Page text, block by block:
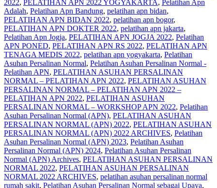
2022, PELATIHAN APN 2022 YOGYAKARTA, Pelatihan Apn
Adalah, Pelatihan Apn Bandung, pelatihan apn bidan,
PELATIHAN APN BIDAN 2022, pelatihan apn bogor,
PELATIHAN APN DOKTER 2022, pelatihan apn jakarta,
Pelatihan Apn Jogja, PELATIHAN APN JOGJA 2022, Pelatihan
APN PONED, PELATIHAN APN RS 2022, PELATIHAN APN
TENAGA MEDIS 2022, pelatihan apn yogyakarta, Pelatihan
Asuhan Persalinan Normal, Pelatihan Asuhan Persalinan Normal -
Pelatihan APN, PELATIHAN ASUHAN PERSALINAN
NORMAL – PELATIHAN APN 2022, PELATIHAN ASUHAN
PERSALINAN NORMAL – PELATIHAN APN 2022 –
PELATIHAN APN 2022, PELATIHAN ASUHAN
PERSALINAN NORMAL – WORKSHOP APN 2022, Pelatihan
Asuhan Persalinan Normal (APN), PELATIHAN ASUHAN
PERSALINAN NORMAL (APN) 2022, PELATIHAN ASUHAN
PERSALINAN NORMAL (APN) 2022 ARCHIVES, Pelatihan
Asuhan Persalinan Normal (APN) 2023, Pelatihan Asuhan
Persalinan Normal (APN) 2024, Pelatihan Asuhan Persalinan
Normal (APN) Archives, PELATIHAN ASUHAN PERSALINAN
NORMAL 2022, PELATIHAN ASUHAN PERSALINAN
NORMAL 2022 ARCHIVES, pelatihan asuhan persalinan normal
rumah sakit, Pelatihan Asuhan Persalinan Normal sebagai Upaya,